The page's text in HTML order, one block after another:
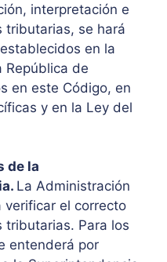
interpretación e
tributarias, se hará
en la
República de
en este Código, en
y en la Ley del
de la
La Administración
el correcto
tributarias. Para los
entenderá por